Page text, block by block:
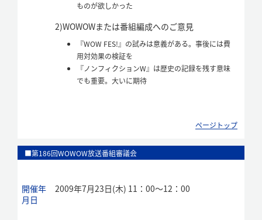
ものが欲しかった
2)WOWOWまたは番組編成へのご意見
『WOW FES!』の試みは意義がある。事後には費
用対効果の検証を
『ノンフィクションW』は歴史の記録を残す意味
でも重要。大いに期待
ページトップ
■第186回WOWOW放送番組審議会
開催年
月日
2009年7月23日(木) 11：00～12：00